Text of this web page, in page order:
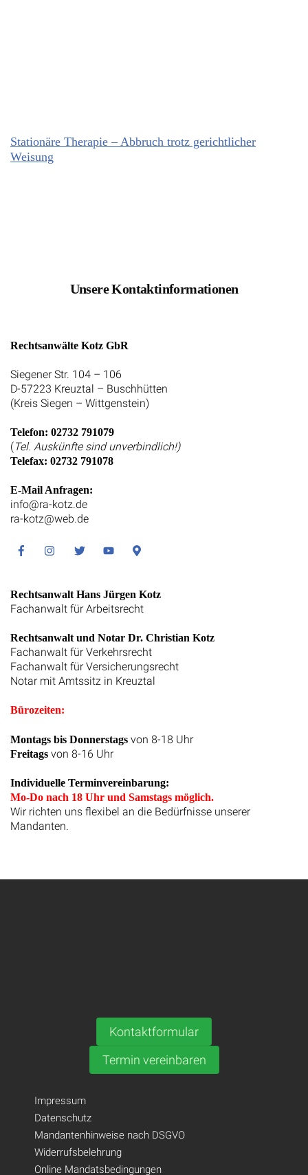
Stationäre Therapie – Abbruch trotz gerichtlicher
Weisung
Unsere Kontaktinformationen
Rechtsanwälte Kotz GbR
Siegener Str. 104 – 106
D-57223 Kreuztal – Buschhütten
(Kreis Siegen – Wittgenstein)
Telefon: 02732 791079
(Tel. Auskünfte sind unverbindlich!)
Telefax: 02732 791078
E-Mail Anfragen:
info@ra-kotz.de
ra-kotz@web.de
FacebookInstagramTwitter YoutubeGoogle
Rechtsanwalt Hans Jürgen Kotz
Fachanwalt für Arbeitsrecht
Rechtsanwalt und Notar Dr. Christian Kotz
Fachanwalt für Verkehrsrecht
Fachanwalt für Versicherungsrecht
Notar mit Amtssitz in Kreuztal
Bürozeiten:
Montags bis Donnerstags von 8-18 Uhr
Freitags von 8-16 Uhr
Individuelle Terminvereinbarung:
Mo-Do nach 18 Uhr und Samstags möglich.
Wir richten uns flexibel an die Bedürfnisse unserer
Mandanten.
Kontaktformular
Termin vereinbaren
Impressum
Datenschutz
Mandantenhinweise nach DSGVO
Widerrufsbelehrung
Online Mandatsbedingungen